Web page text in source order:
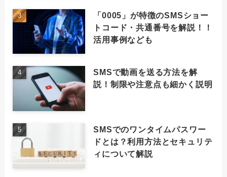
「0005」が特徴のSMSショー
トコード・共通番号を解説！！
活用事例なども
SMSで動画を送る方法を解
説！制限や注意点も細かく説明
SMSでのワンタイムパスワー
ドとは？利用方法とセキュリテ
ィについて解説